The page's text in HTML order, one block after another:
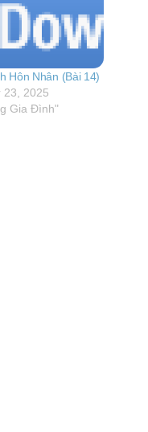
Hôn Nhân (Bài 14)
23, 2025
Gia Đình"